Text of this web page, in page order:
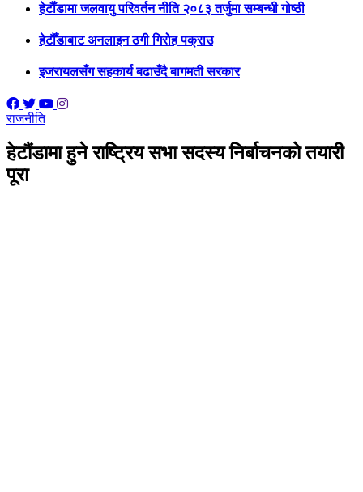
हेटाैँडामा जलवायु परिवर्तन नीति २०८३ तर्जुमा सम्बन्धी गोष्ठी
हेटौँडाबाट अनलाइन ठगी गिरोह पक्राउ
इजरायलसँग सहकार्य बढाउँदै बागमती सरकार
राजनीति
हेटौंडामा हुने राष्ट्रिय सभा सदस्य निर्बाचनको तयारी
पूरा